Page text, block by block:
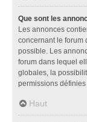
Que sont les
Les annonces
concernant le forum
possible. Les
forum dans lequel
globales, la
permissions définies
Haut